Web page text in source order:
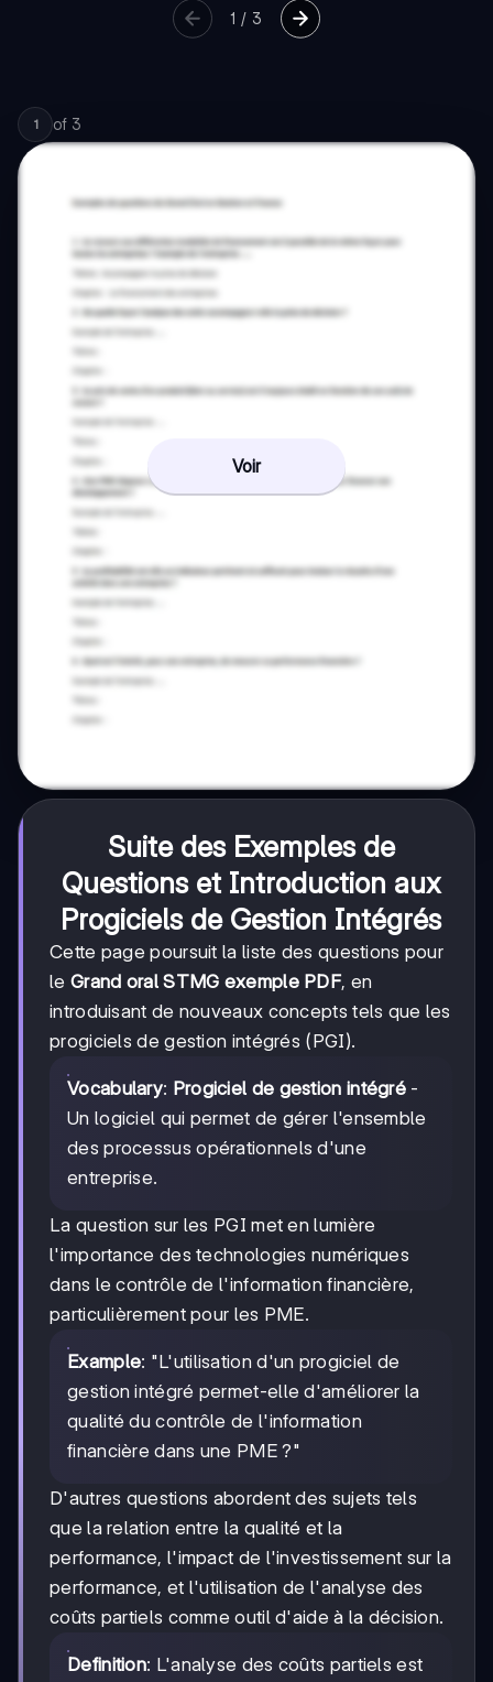
1 / 3
1 of 3
Voir
Suite des Exemples de
Questions et Introduction aux
Progiciels de Gestion Intégrés
Cette page poursuit la liste des questions pour
le Grand oral STMG exemple PDF, en
introduisant de nouveaux concepts tels que les
progiciels de gestion intégrés (PGI).
Vocabulary: Progiciel de gestion intégré -
Un logiciel qui permet de gérer l'ensemble
des processus opérationnels d'une
entreprise.
La question sur les PGI met en lumière
l'importance des technologies numériques
dans le contrôle de l'information financière,
particulièrement pour les PME.
Example: "L'utilisation d'un progiciel de
gestion intégré permet-elle d'améliorer la
qualité du contrôle de l'information
financière dans une PME ?"
D'autres questions abordent des sujets tels
que la relation entre la qualité et la
performance, l'impact de l'investissement sur la
performance, et l'utilisation de l'analyse des
coûts partiels comme outil d'aide à la décision.
Definition: L'analyse des coûts partiels est